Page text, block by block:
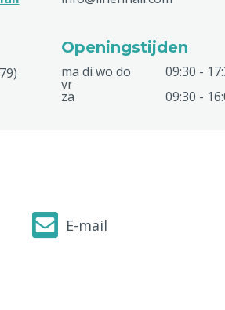
Openingstijden
ma di wo do
vr
09:30 -
za
09:30 -
E-mail